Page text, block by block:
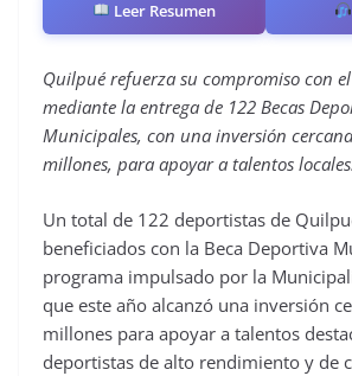
Leer Resumen
Quilpué refuerza su compromiso con
mediante la entrega de 122 Becas
Municipales, con una inversión
millones, para apoyar a talentos locales.
Un total de 122 deportistas de
beneficiados con la Beca Deportiva
programa impulsado por la
que este año alcanzó una inversión
millones para apoyar a talentos
deportistas de alto rendimiento y de